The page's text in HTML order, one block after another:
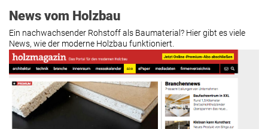
News vom Holzbau
Ein nachwachsender Rohstoff als Baumaterial? Hier gibt es viele
News, wie der moderne Holzbau funktioniert.